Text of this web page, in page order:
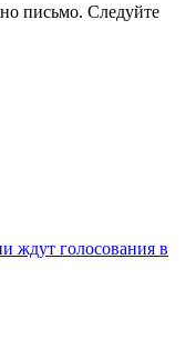
письмо. Следуйте
ждут голосования в